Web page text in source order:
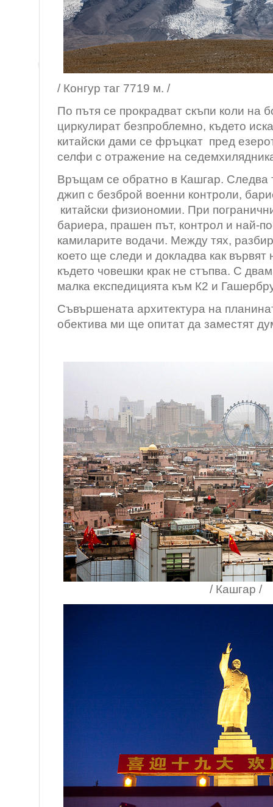
/ Конгур таг 7719 м. /
По пътя се прокрадват скъпи коли на
циркулират безпроблемно, където
китайски дами се фръцкат пред
селфи с отражение на
Връщам се обратно в Кашгар. Следва
джип с безброй военни контроли,
китайски физиономии. При
бариера, прашен път, контрол и най-
камиларите водачи. Между тях,
което ще следи и докладва как
където човешки крак не стъпва. С
малка експедицията към К2 и
Съвършената архитектура на
обектива ми ще опитат да заместят
/ Кашгар /